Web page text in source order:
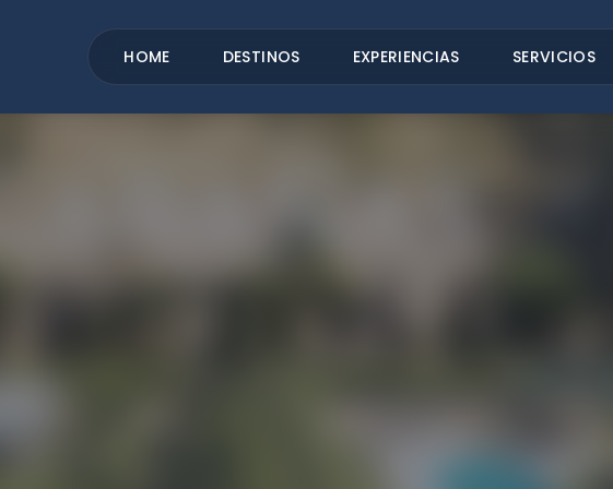
HOME DESTINOS EXPERIENCIAS SERVICIOS